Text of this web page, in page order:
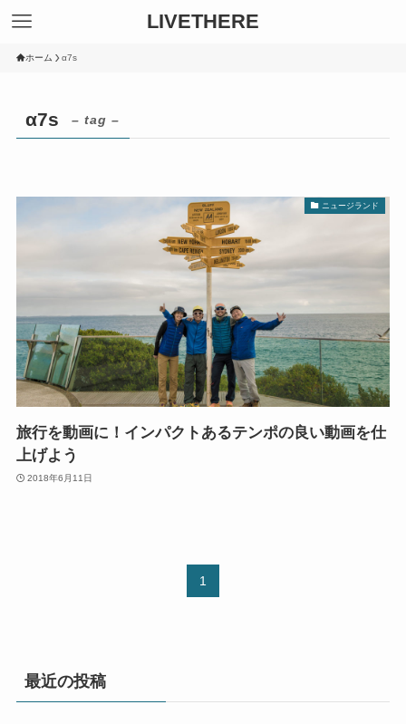
LIVETHERE
ホーム α7s
α7s – tag –
ニュージランド
旅行を動画に！インパクトあるテンポの良い動画を仕
上げよう
2018年6月11日
1
最近の投稿